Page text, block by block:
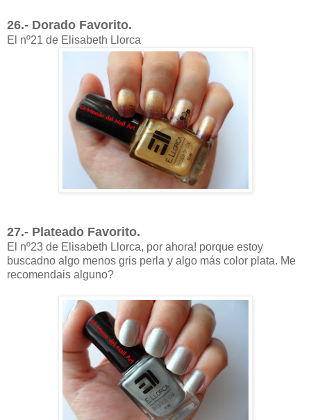
26.- Dorado Favorito.
El nº21 de Elisabeth Llorca
27.- Plateado Favorito.
El nº23 de Elisabeth Llorca, por ahora! porque estoy
buscadno algo menos gris perla y algo más color plata. Me
recomendais alguno?